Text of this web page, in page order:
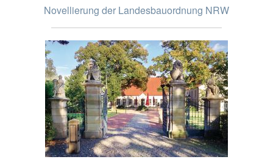
Novellierung der Landesbauordnung NRW